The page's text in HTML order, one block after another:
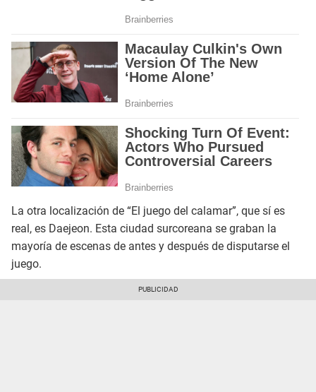
La otra localización de “El juego del calamar”, que sí es
real, es Daejeon. Esta ciudad surcoreana se graban la
mayoría de escenas de antes y después de disputarse el
juego.